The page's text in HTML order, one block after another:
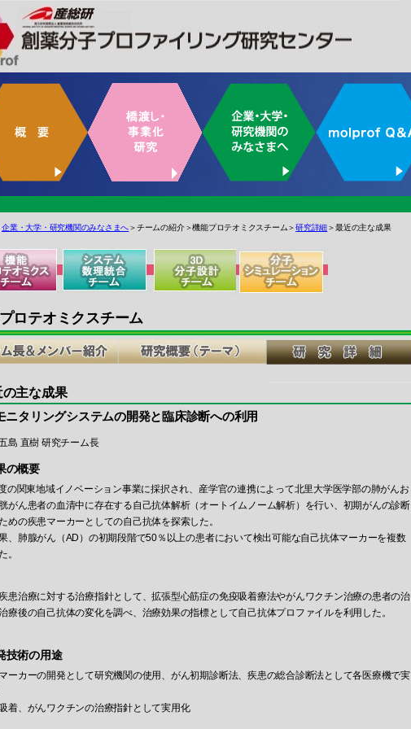
企業・大学・研究機関のみなさまへ＞チームの紹介＞機能プロテオミクスチーム＞研究詳細＞最近の主な成果
ロテオミクスチーム
の主な成果
ニタリングシステムの開発と臨床診断への利用
島 直樹 研究チーム長
の概要
の関東地域イノベーション事業に採択され、産学官の連携によって北里大学医学部の肺がんお
がん患者の血清中に存在する自己抗体解析（オートイムノーム解析）を行い、初期がんの診断
めの疾患マーカーとしての自己抗体を探索した。
、肺腺がん（AD）の初期段階で50％以上の患者において検出可能な自己抗体マーカーを複数
。
患治療に対する治療指針として、拡張型心筋症の免疫吸着療法やがんワクチン治療の患者の治
療後の自己抗体の変化を調べ、治療効果の指標として自己抗体プロファイルを利用した。
技術の用途
マーカーの開発として研究機関の使用、がん初期診断法、疾患の総合診断法として各医療機で実
着、がんワクチンの治療指針として実用化